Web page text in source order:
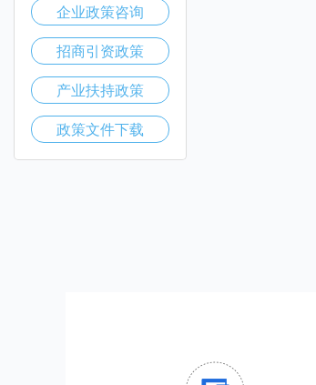
企业政策咨询
招商引资政策
产业扶持政策
政策文件下载